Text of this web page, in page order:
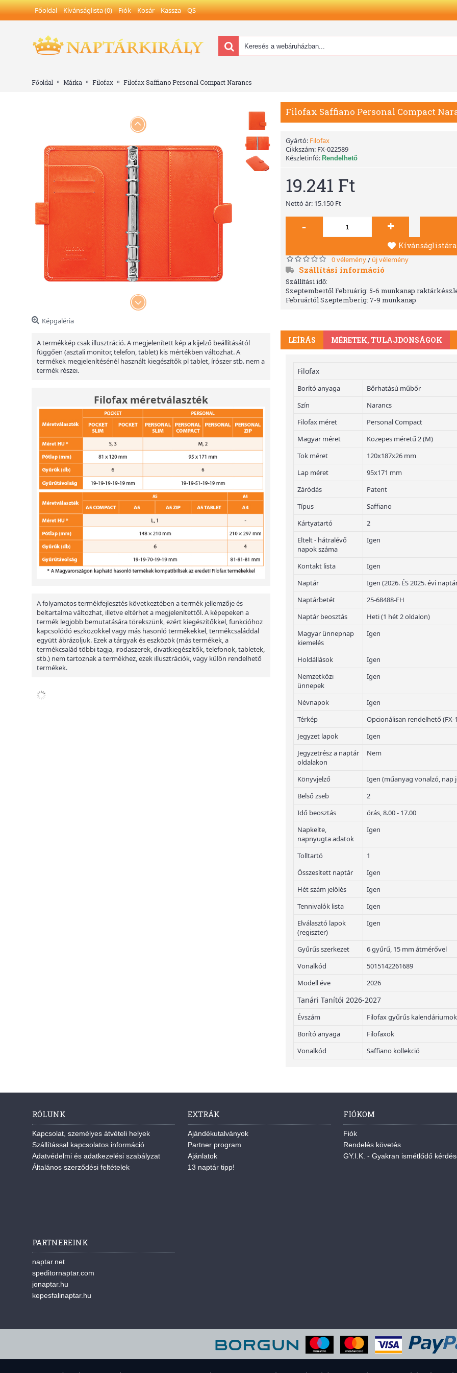
Főoldal Kívánságlista (0) Fiók Kosár Kassza QS
Főoldal Márka Filofax Filofax Saffiano Personal Compact Narancs
Képgaléria
A termékkép csak illusztráció. A megjelenített kép a kijelző beállításától
függően (asztali monitor, telefon, tablet) kis mértékben változhat. A
termékek megjelenítésénél használt kiegészítők pl tablet, írószer stb. nem a
termék részei.
Filofax méretválaszték
A folyamatos termékfejlesztés következtében a termék jellemzője és
beltartalma változhat, illetve eltérhet a megjelenítettől. A képepeken a
termék legjobb bemutatására törekszünk, ezért kiegészítőkkel, funkcióhoz
kapcsolódó eszközökkel vagy más hasonló termékekkel, termékcsaláddal
együtt ábrázoljuk. Ezek a tárgyak és eszközök (más termékek, a
termékcsalád többi tagja, irodaszerek, divatkiegészítők, telefonok, tabletek,
stb.) nem tartoznak a termékhez, ezek illusztrációk, vagy külön rendelhető
termékek.
Filofax Saffiano Personal Compact
Gyártó: Filofax
Cikkszám: FX-022589
Készletinfó: Rendelhető
19.241 Ft
Nettó ár: 15.150 Ft
- +
Kívánságlistára
0 vélemény/ új vélemény
Szállítási információ
Szállítási idő:
Szeptembertől Februárig: 5-6 munkanap
Februártól Szeptemberig: 7-9 munkanap
LEÍRÁS MÉRETEK, TULAJDONSÁGOK
Filofax
Borító anyaga
Bőrhatású műbőr
Szín
Narancs
Filofax méret
Personal Compact
Magyar méret
Közepes méretű 2 (M)
Tok méret
120x187x26 mm
Lap méret
95x171 mm
Záródás
Patent
Típus
Saffiano
Kártyatartó
2
Eltelt - hátralévő
napok száma
Igen
Kontakt lista
Igen
Naptár
Igen (2026. ÉS 2025. évi
Naptárbetét
25-68488-FH
Naptár beosztás
Heti (1 hét 2 oldalon)
Magyar ünnepnap
kiemelés
Igen
Holdállások
Igen
Nemzetközi
ünnepek
Igen
Névnapok
Igen
Térkép
Opcionálisan rendelhető (FX-
Jegyzet lapok
Igen
Jegyzetrész a naptár
oldalakon
Nem
Könyvjelző
Igen (műanyag vonalzó, nap
Belső zseb
2
Idő beosztás
órás, 8.00 - 17.00
Napkelte,
napnyugta adatok
Igen
Tolltartó
1
Összesített naptár
Igen
Hét szám jelölés
Igen
Tennivalók lista
Igen
Elválasztó lapok
(regiszter)
Igen
Gyűrűs szerkezet
6 gyűrű, 15 mm átmérővel
Vonalkód
5015142261689
Modell éve
2026
Tanári Tanítói 2026-2027
Évszám
Filofax gyűrűs kalendáriumok
Borító anyaga
Filofaxok
Vonalkód
Saffiano kollekció
RÓLUNK
Kapcsolat, személyes átvételi helyek
Szállítással kapcsolatos információ
Adatvédelmi és adatkezelési szabályzat
Általános szerződési feltételek
EXTRÁK
Ajándékutalványok
Partner program
Ajánlatok
13 naptár tipp!
FIÓKOM
Fiók
Rendelés követés
GY.I.K. - Gyakran ismétlődő
PARTNEREINK
naptar.net
speditornaptar.com
jonaptar.hu
kepesfalinaptar.hu
A weboldal sütiket használ a felhasználói élmény javítása érdekében.